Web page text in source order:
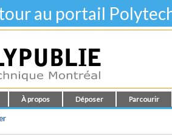
au portail
À propos Déposer Parcourir